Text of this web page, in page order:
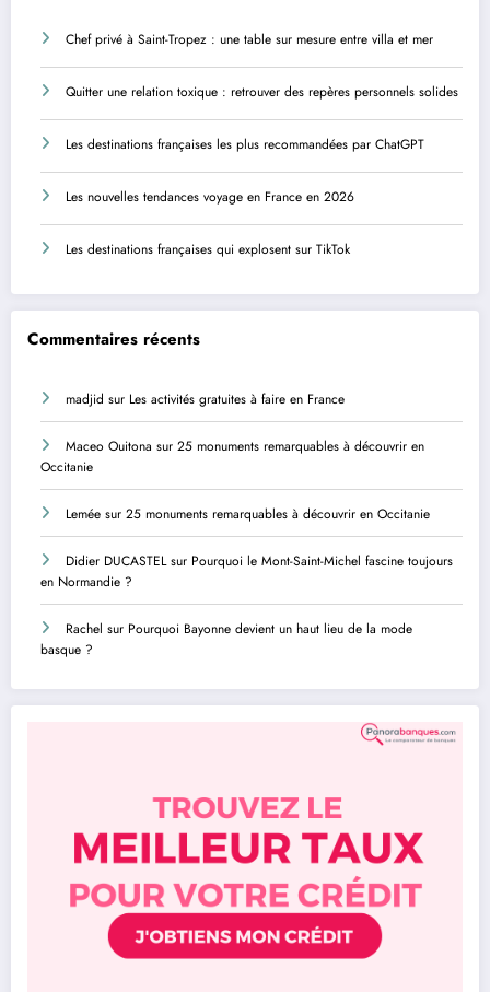
Chef privé à Saint-Tropez : une table sur mesure entre villa et mer
Quitter une relation toxique : retrouver des repères personnels solides
Les destinations françaises les plus recommandées par ChatGPT
Les nouvelles tendances voyage en France en 2026
Les destinations françaises qui explosent sur TikTok
Commentaires récents
madjid sur Les activités gratuites à faire en France
Maceo Ouitona sur 25 monuments remarquables à découvrir en
Occitanie
Lemée sur 25 monuments remarquables à découvrir en Occitanie
Didier DUCASTELsur Pourquoi le Mont-Saint-Michel fascine toujours
en Normandie ?
Rachel sur Pourquoi Bayonne devient un haut lieu de la mode
basque ?